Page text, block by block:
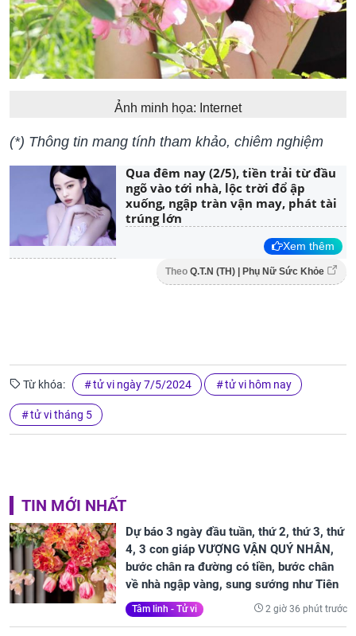
Ảnh minh họa: Internet
(*) Thông tin mang tính tham khảo, chiêm nghiệm
Qua đêm nay (2/5), tiền trải từ đầu
ngõ vào tới nhà, lộc trời đổ ập
xuống, ngập tràn vận may, phát tài
trúng lớn
Xem thêm
Theo Q.T.N (TH) | Phụ Nữ Sức Khỏe
Từ khóa: tử vi ngày 7/5/2024 tử vi hôm nay
tử vi tháng 5
TIN MỚI NHẤT
Dự báo 3 ngày đầu tuần, thứ 2, thứ 3, thứ
4, 3 con giáp VƯỢNG VẬN QUÝ NHÂN,
bước chân ra đường có tiền, bước chân
về nhà ngập vàng, sung sướng như Tiên
Tâm linh - Tử vi 2 giờ 36 phút trước